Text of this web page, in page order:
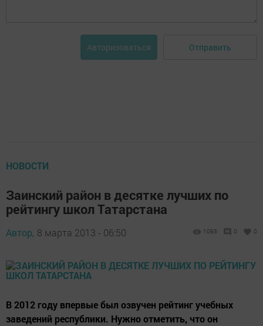
Авторизоваться Отправить
НОВОСТИ
Заинский район в десятке лучших по
рейтингу школ Татарстана
Автор, 8 марта 2013 - 06:50 1093 0 0
В 2012 году впервые был озвучен рейтинг учебных
заведений республики. Нужно отметить, что он